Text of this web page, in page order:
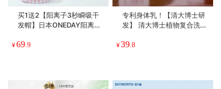
买1送2【阳离子3秒瞬吸干
发帽】日本ONEDAY阳离子
水透气 不脱线不掉毛 赠送不
¥69.9
专利身体乳！【清大博士研
发】 清大博士植物复合洗护
乳 温和清洁去角质 滋润养肤
¥39.8